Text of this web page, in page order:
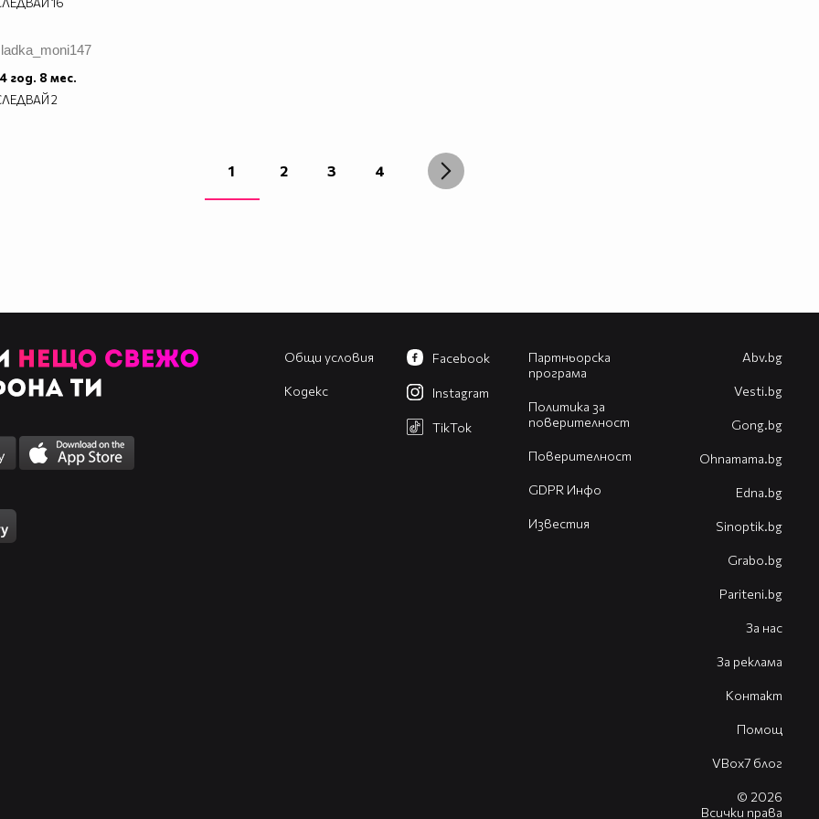
год. 8 мес.
2
1 2 3 4
Общи условия
Кодекс
Партньорска
програма
Политика за
поверителност
Поверителност
GDPR Инфо
Известия
Facebook
Instagram
TikTok
Abv.bg
Vesti.bg
Gong.bg
Оhnamama.bg
Edna.bg
Sinoptik.bg
Grabo.bg
Pariteni.bg
За нас
За реклама
Контакт
Помощ
VBox7 блог
© 2026
Всички права